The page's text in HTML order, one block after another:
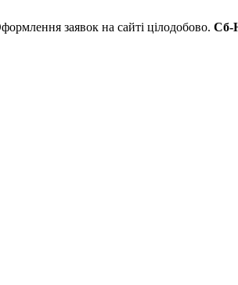
заявок на сайті цілодобово. Сб-